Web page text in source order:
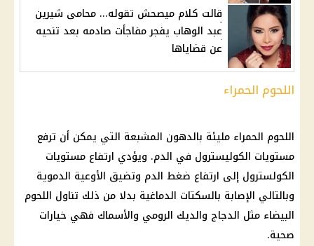
قالت كلام ميصحش تقوله... محامى شيرين
عبد الوهاب يفجر مفاجأت صادمه بعد تنحيه
عن قضاياها
اللحوم الحمراء
اللحوم الحمراء مليئة بالدهون المشبعة التي يمكن أن ترفع
مستويات الكوليسترول في الدم. ويؤدي ارتفاع مستويات
الكولسترول إلى ارتفاع ضغط الدم وتضيق الأوعية الدموية
وبالتالي الإصابة بالسكتات الدماغية بدلا من ذلك تناول اللحوم
البيضاء مثل الدجاج والديك الرومي والأسماك فهي خيارات
صحية.